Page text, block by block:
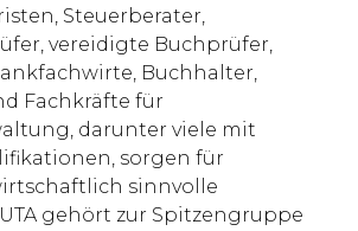
Steuerberater,
vereidigte Buchprüfer,
Buchhalter,
Fachkräfte für
darunter viele mit
sorgen für
sinnvolle
gehört zur Spitzengruppe